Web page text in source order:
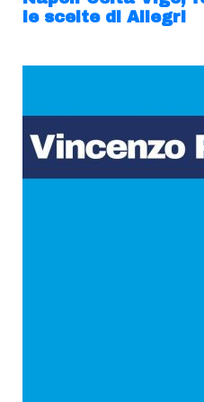
le scelte di Allegri